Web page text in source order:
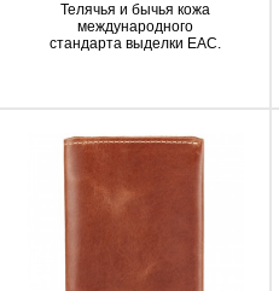
Телячья и бычья кожа
международного
стандарта выделки EAC.